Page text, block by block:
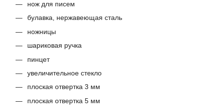
нож для писем
булавка, нержавеющая сталь
ножницы
​шариковая ручка
пинцет
увеличительное стекло
плоская отвертка 3 мм
плоская отвертка 5 мм